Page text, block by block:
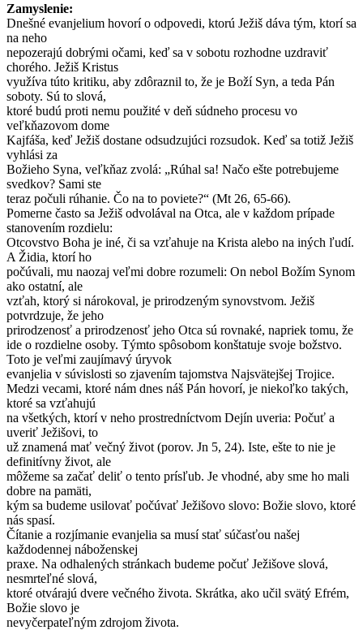
Zamyslenie:
Dnešné evanjelium hovorí o odpovedi, ktorú Ježiš dáva tým, ktorí sa
na neho
nepozerajú dobrými očami, keď sa v sobotu rozhodne uzdraviť
chorého. Ježiš Kristus
využíva túto kritiku, aby zdôraznil to, že je Boží Syn, a teda Pán
soboty. Sú to slová,
ktoré budú proti nemu použité v deň súdneho procesu vo
veľkňazovom dome
Kajfáša, keď Ježiš dostane odsudzujúci rozsudok. Keď sa totiž Ježiš
vyhlási za
Božieho Syna, veľkňaz zvolá: „Rúhal sa! Načo ešte potrebujeme
svedkov? Sami ste
teraz počuli rúhanie. Čo na to poviete?“ (Mt 26, 65-66).
Pomerne často sa Ježiš odvolával na Otca, ale v každom prípade
stanovením rozdielu:
Otcovstvo Boha je iné, či sa vzťahuje na Krista alebo na iných ľudí.
A Židia, ktorí ho
počúvali, mu naozaj veľmi dobre rozumeli: On nebol Božím Synom
ako ostatní, ale
vzťah, ktorý si nárokoval, je prirodzeným synovstvom. Ježiš
potvrdzuje, že jeho
prirodzenosť a prirodzenosť jeho Otca sú rovnaké, napriek tomu, že
ide o rozdielne osoby. Týmto spôsobom konštatuje svoje božstvo.
Toto je veľmi zaujímavý úryvok
evanjelia v súvislosti so zjavením tajomstva Najsvätejšej Trojice.
Medzi vecami, ktoré nám dnes náš Pán hovorí, je niekoľko takých,
ktoré sa vzťahujú
na všetkých, ktorí v neho prostredníctvom Dejín uveria: Počuť a
uveriť Ježišovi, to
už znamená mať večný život (porov. Jn 5, 24). Iste, ešte to nie je
definitívny život, ale
môžeme sa začať deliť o tento prísľub. Je vhodné, aby sme ho mali
dobre na pamäti,
kým sa budeme usilovať počúvať Ježišovo slovo: Božie slovo, ktoré
nás spasí.
Čítanie a rozjímanie evanjelia sa musí stať súčasťou našej
každodennej náboženskej
praxe. Na odhalených stránkach budeme počuť Ježišove slová,
nesmrteľné slová,
ktoré otvárajú dvere večného života. Skrátka, ako učil svätý Efrém,
Božie slovo je
nevyčerpateľným zdrojom života.